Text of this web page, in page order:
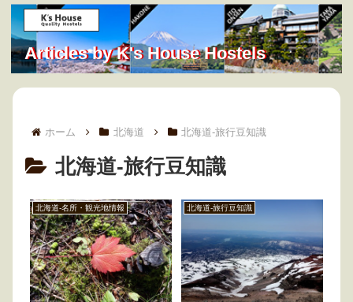
Articles by K's House Hostels
ホーム 北海道 北海道-旅行豆知識
北海道-旅行豆知識
北海道-名所・観光地情報 北海道-旅行豆知識